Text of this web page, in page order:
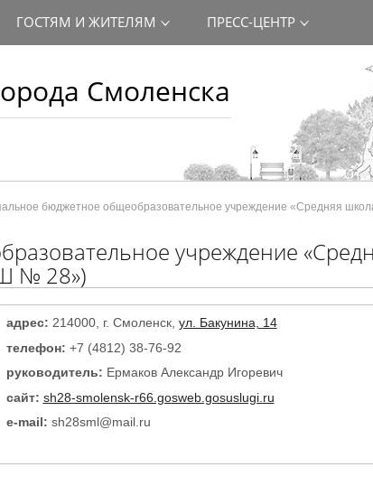
Смоленска
ГОСТЯМ И ЖИТЕЛЯМ ПРЕСС-ЦЕНТР
бюджетное общеобразовательное учреждение «Средняя
учреждение
№ 28»)
адрес: 214000, г. Смоленск, ул. Бакунина, 14
телефон: +7 (4812) 38-76-92
руководитель: Ермаков Александр Игоревич
сайт: sh28-smolensk-r66.gosweb.gosuslugi.ru
e-mail: sh28sml@mail.ru